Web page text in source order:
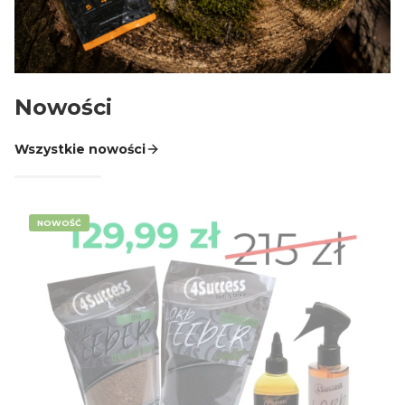
AGRAFKI KRĘTLIKI TULEJE PINY WKRĘTKI
GOTOWE PRZYPONY SPINNINGOWE LEADERY
GŁÓWKI JIGOWE CZEBURASZKI
KOTWICE HAKI DOZBROJKI I OCHRONA KOTWIC
więcej
Nowości
Wszystkie nowości
NOWOŚĆ